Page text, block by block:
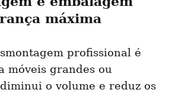
máxima
profissional é
móveis grandes ou
o volume e reduz os